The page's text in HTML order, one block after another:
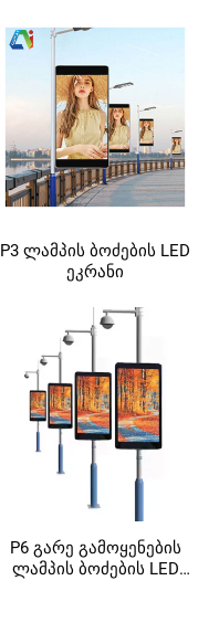
P3 ლამპის ბოძების LED
ეკრანი
P6 გარე გამოყენების
ლამპის ბოძების LED